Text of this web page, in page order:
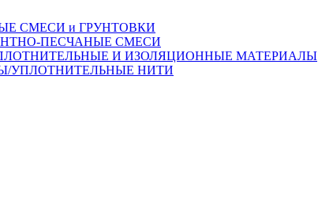
СМЕСИ и ГРУНТОВКИ
ПЕСЧАНЫЕ СМЕСИ
И ИЗОЛЯЦИОННЫЕ МАТЕРИАЛЫ
УПЛОТНИТЕЛЬНЫЕ НИТИ